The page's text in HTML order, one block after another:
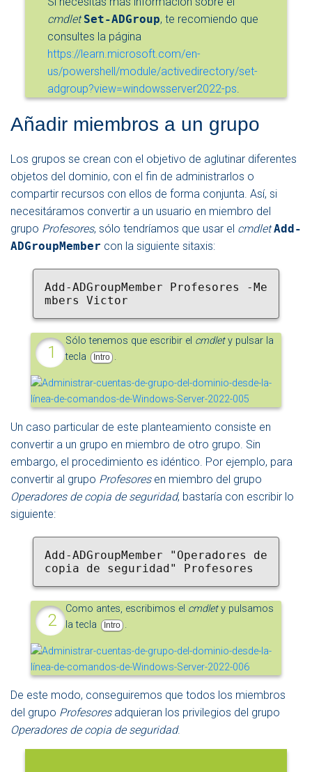
cmdlet Set-ADGroup, te recomiendo que
consultes la página
https://learn.microsoft.com/en-
us/powershell/module/activedirectory/set-
adgroup?view=windowsserver2022-ps.
Añadir miembros a un grupo
Los grupos se crean con el objetivo de aglutinar diferentes
objetos del dominio, con el fin de administrarlos o
compartir recursos con ellos de forma conjunta. Así, si
necesitáramos convertir a un usuario en miembro del
grupo Profesores, sólo tendríamos que usar el cmdlet Add-
ADGroupMember con la siguiente sitaxis:
Add-ADGroupMember Profesores -Me
mbers Victor
Sólo tenemos que escribir el cmdlety pulsar la
tecla
Intro .
Un caso particular de este planteamiento consiste en
convertir a un grupo en miembro de otro grupo. Sin
embargo, el procedimiento es idéntico. Por ejemplo, para
convertir al grupo Profesoresen miembro del grupo
Operadores de copia de seguridad, bastaría con escribir lo
siguiente:
Add-ADGroupMember "Operadores de
copia de seguridad" Profesores
Como antes, escribimos el cmdlety pulsamos
la tecla
Intro .
De este modo, conseguiremos que todos los miembros
del grupo Profesoresadquieran los privilegios del grupo
Operadores de copia de seguridad.